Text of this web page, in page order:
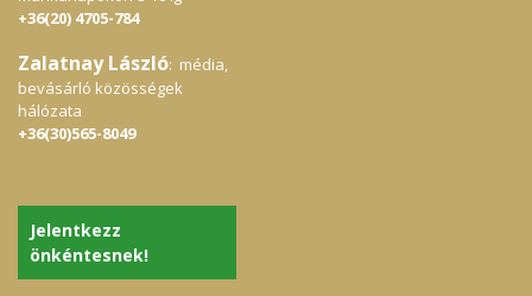
felszabadítást, Nem utolsósorban növeli a
működéséhez szükséges oxigénellátást
javítja. Vizsgálatok igazolják
keringésjavító, energetizáló, fizikai
igazolják az agyi erek
járó
hanyatlását. Vérzsírcsökkentő hatóanyagai
+36(20) 4705-784
Zalatnay László: média,
bevásárló közösségek
hálózata
+36(30)565-8049
Jelentkezz
önkéntesnek!